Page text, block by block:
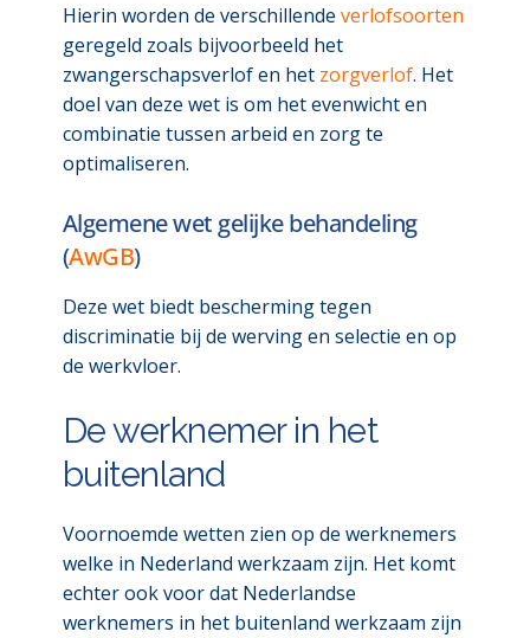
Hierin worden de verschillende verlofsoorten
geregeld zoals bijvoorbeeld het
zwangerschapsverlof en het zorgverlof. Het
doel van deze wet is om het evenwicht en
combinatie tussen arbeid en zorg te
optimaliseren.
Algemene wet gelijke behandeling
(AwGB)
Deze wet biedt bescherming tegen
discriminatie bij de werving en selectie en op
de werkvloer.
De werknemer in het
buitenland
Voornoemde wetten zien op de werknemers
welke in Nederland werkzaam zijn. Het komt
echter ook voor dat Nederlandse
werknemers in het buitenland werkzaam zijn